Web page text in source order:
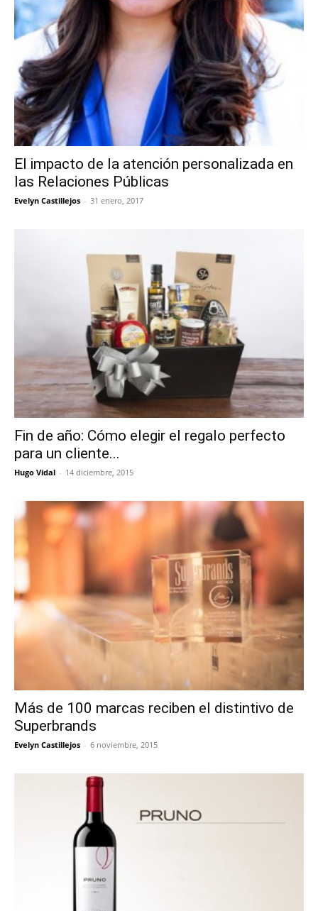
El impacto de la atención personalizada en
las Relaciones Públicas
Evelyn Castillejos - 31 enero, 2017
Fin de año: Cómo elegir el regalo perfecto
para un cliente...
Hugo Vidal - 14 diciembre, 2015
Más de 100 marcas reciben el distintivo de
Superbrands
Evelyn Castillejos - 6 noviembre, 2015